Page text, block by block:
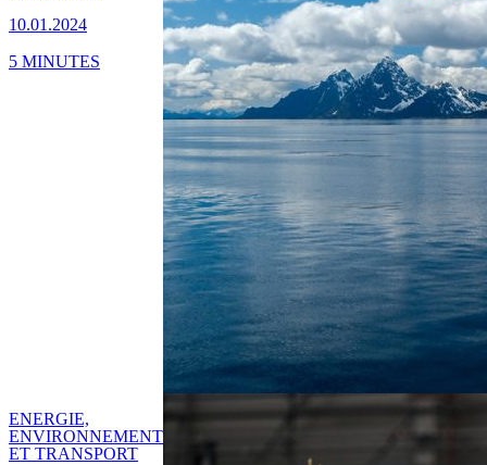
10.01.2024
5 MINUTES
ENERGIE,
ENVIRONNEMENT
ET TRANSPORT